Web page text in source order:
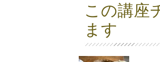
この講座
ます